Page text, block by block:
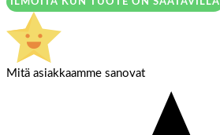
Mitä asiakkaamme sanovat